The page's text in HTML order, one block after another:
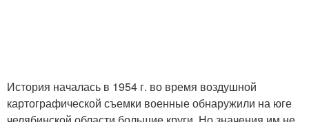
История началась в 1954 г. во время воздушной
картографической съемки военные обнаружили на юге